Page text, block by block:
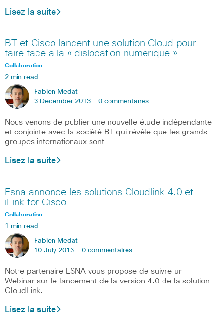
Lisez la suite
BT et Cisco lancent une solution Cloud pour
faire face à la « dislocation numérique »
Collaboration
2 min read
Fabien Medat
3 December 2013 - 0 commentaires
Nous venons de publier une nouvelle étude indépendante
et conjointe avec la société BT qui révèle que les grands
groupes internationaux sont
Lisez la suite
Esna annonce les solutions Cloudlink 4.0 et
iLink for Cisco
Collaboration
1 min read
Fabien Medat
10 July 2013 - 0 commentaires
Notre partenaire ESNA vous propose de suivre un
Webinar sur le lancement de la version 4.0 de la solution
CloudLink.
Lisez la suite